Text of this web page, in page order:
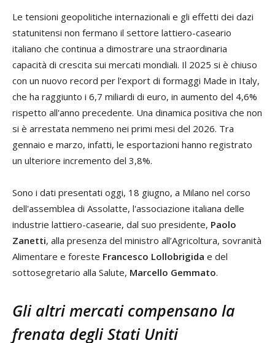
Le tensioni geopolitiche internazionali e gli effetti dei dazi
statunitensi non fermano il settore lattiero-caseario
italiano che continua a dimostrare una straordinaria
capacità di crescita sui mercati mondiali. Il 2025 si è chiuso
con un nuovo record per l'export di formaggi Made in Italy,
che ha raggiunto i 6,7 miliardi di euro, in aumento del 4,6%
rispetto all'anno precedente. Una dinamica positiva che non
si è arrestata nemmeno nei primi mesi del 2026. Tra
gennaio e marzo, infatti, le esportazioni hanno registrato
un ulteriore incremento del 3,8%.
Sono i dati presentati oggi, 18 giugno, a Milano nel corso
dell'assemblea di Assolatte, l'associazione italiana delle
industrie lattiero-casearie, dal suo presidente, Paolo
Zanetti, alla presenza del ministro all’Agricoltura, sovranità
Alimentare e foreste Francesco Lollobrigida e del
sottosegretario alla Salute, Marcello Gemmato.
Gli altri mercati compensano la
frenata degli Stati Uniti